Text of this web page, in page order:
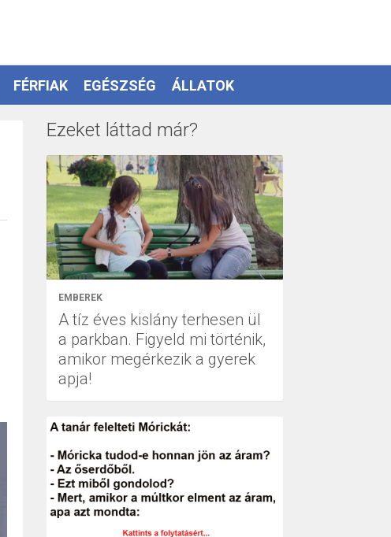
FÉRFIAK EGÉSZSÉG ÁLLATOK
Ezeket láttad már?
EMBEREK
A tíz éves kislány terhesen ül
a parkban. Figyeld mi történik,
amikor megérkezik a gyerek
apja!